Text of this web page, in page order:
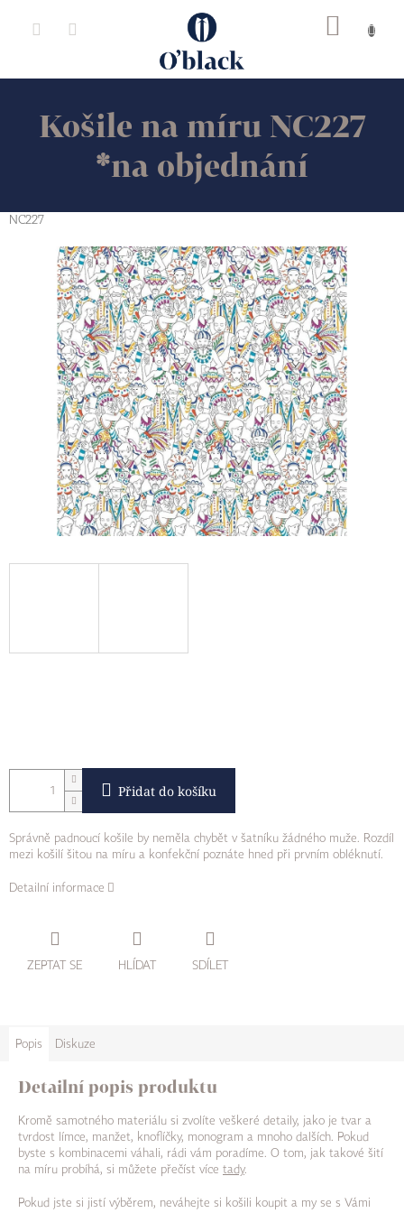
Košile na míru NC227
*na objednání
NC227
Přidat do košíku
Správně padnoucí košile by neměla chybět v šatníku žádného muže. Rozdíl
mezi košilí šitou na míru a konfekční poznáte hned při prvním obléknutí.
Detailní informace
ZEPTAT SE HLÍDAT SDÍLET
Popis Diskuze
Detailní popis produktu
Kromě samotného materiálu si zvolíte veškeré detaily, jako je tvar a
tvrdost límce, manžet, knoflíčky, monogram a mnoho dalších. Pokud
byste s kombinacemi váhali, rádi vám poradíme. O tom, jak takové šití
na míru probíhá, si můžete přečíst více tady.
Pokud jste si jistí výběrem, neváhejte si košili koupit a my se s Vámi